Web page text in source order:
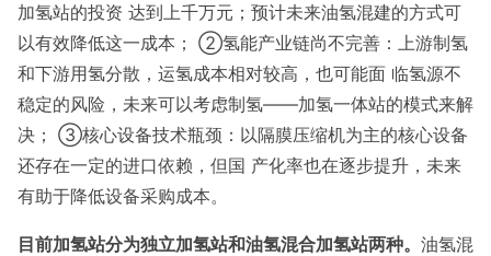
加氢站的投资 达到上千万元；预计未来油氢混建的方式可
以有效降低这一成本； ②氢能产业链尚不完善：上游制氢
和下游用氢分散，运氢成本相对较高，也可能面 临氢源不
稳定的风险，未来可以考虑制氢——加氢一体站的模式来解
决； ③核心设备技术瓶颈：以隔膜压缩机为主的核心设备
还存在一定的进口依赖，但国 产化率也在逐步提升，未来
有助于降低设备采购成本。
目前加氢站分为独立加氢站和油氢混合加氢站两种。 油氢混